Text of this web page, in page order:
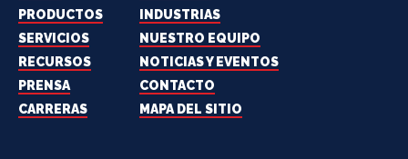
PRODUCTOS
INDUSTRIAS
SERVICIOS
NUESTRO EQUIPO
RECURSOS
NOTICIAS Y EVENTOS
PRENSA
CONTACTO
CARRERAS
MAPA DEL SITIO